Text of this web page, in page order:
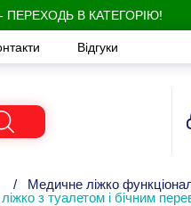
ПЕРЕХОДЬ В КАТЕГОРІЮ!
Відгуки
/ Медичне ліжко
з туалетом і бічним